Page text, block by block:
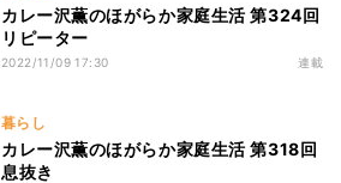
カレー沢薫のほがらか家庭生活 第324回
リピーター
2022/11/09 17:30 連載
暮らし
カレー沢薫のほがらか家庭生活 第318回
息抜き